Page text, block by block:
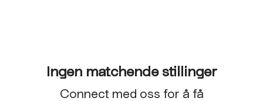
Ingen matchende stillinger
Connect med oss for å få